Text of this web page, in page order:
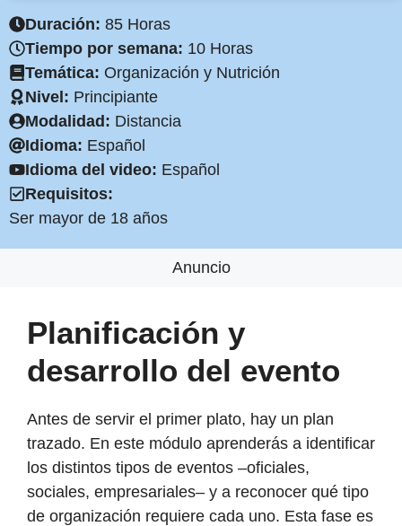
Duración: 85 Horas
Tiempo por semana: 10 Horas
Temática: Organización y Nutrición
Nivel: Principiante
Modalidad: Distancia
Idioma: Español
Idioma del video: Español
Requisitos:
Ser mayor de 18 años
Anuncio
Planificación y
desarrollo del evento
Antes de servir el primer plato, hay un plan
trazado. En este módulo aprenderás a identificar
los distintos tipos de eventos –oficiales,
sociales, empresariales– y a reconocer qué tipo
de organización requiere cada uno. Esta fase es